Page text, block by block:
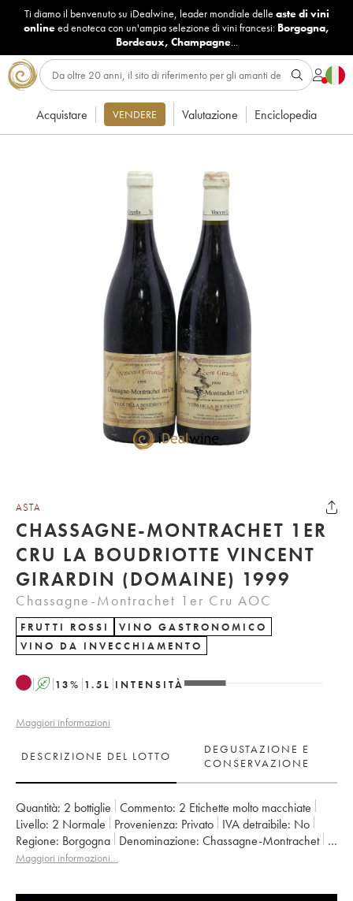
Ti diamo il benvenuto su iDealwine, leader mondiale delle aste di vini
onlineed enoteca con un'ampia selezione di vini francesi: Borgogna,
Bordeaux, Champagne...
Acquistare VENDERE Valutazione Enciclopedia
ASTA
CHASSAGNE-MONTRACHET 1ER
CRU LA BOUDRIOTTE VINCENT
GIRARDIN (DOMAINE) 1999
Chassagne-Montrachet 1er Cru AOC
FRUTTI ROSSI
VINO GASTRONOMICO
VINO DA INVECCHIAMENTO
A 13% 1.5 L INTENSITÀ
Maggiori informazioni
DESCRIZIONE DEL LOTTO
DEGUSTAZIONE E
CONSERVAZIONE
Quantità: 2 bottiglie Commento: 2 Etichette molto macchiate
Livello: 2 Normale Provenienza: privato IVA detraibile:
no
Regione:
Borgogna Denominazione:
Chassagne-Montrachet
Classificazione:
1er Cru
Maggiori informazioni…